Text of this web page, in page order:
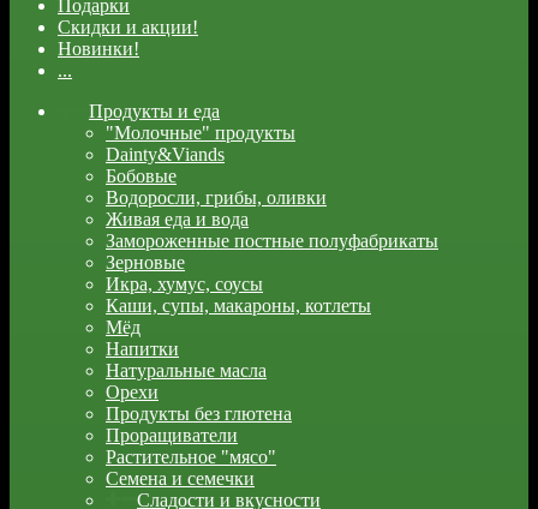
Подарки
Скидки и акции!
Новинки!
...
Продукты и еда
"Молочные" продукты
Dainty&Viands
Бобовые
Водоросли, грибы, оливки
Живая еда и вода
Замороженные постные полуфабрикаты
Зерновые
Икра, хумус, соусы
Каши, супы, макароны, котлеты
Мёд
Напитки
Натуральные масла
Орехи
Продукты без глютена
Проращиватели
Растительное "мясо"
Семена и семечки
Сладости и вкусности